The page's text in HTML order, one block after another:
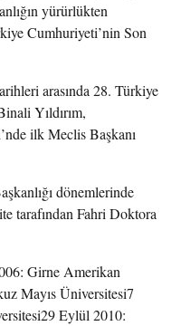
yürürlükten
Cumhuriyeti’nin Son
arasında 28. Türkiye
Yıldırım,
ilk Meclis Başkanı
dönemlerinde
tarafından Fahri Doktora
Girne Amerikan
Mayıs Üniversitesi7
Eylül 2010: